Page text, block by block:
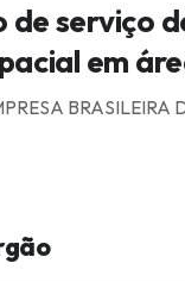
serviço
em
BRASILEIRA